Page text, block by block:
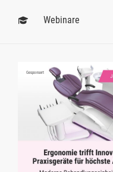
Webinare
Gesponsert